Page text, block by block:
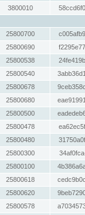
3800010
25800700
25800690
25800538
25800540
25800678
25800680
25800500
25800478
25800480
25800300
25800100
25800618
25800620
25800578